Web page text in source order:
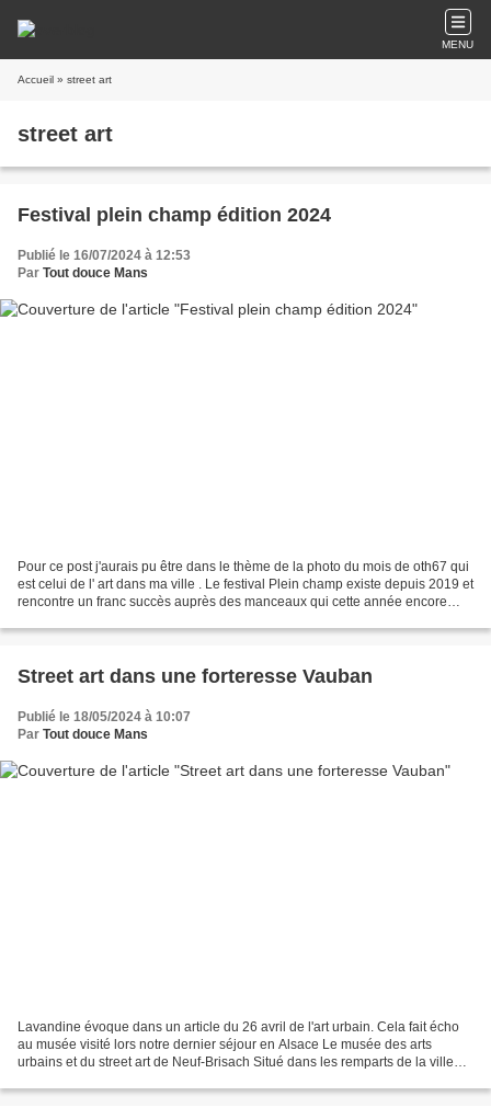
MENU
Accueil » street art
street art
Festival plein champ édition 2024
Publié le 16/07/2024 à 12:53
Par Tout douce Mans
Pour ce post j'aurais pu être dans le thème de la photo du mois de oth67 qui
est celui de l' art dans ma ville . Le festival Plein champ existe depuis 2019 et
rencontre un franc succès auprès des manceaux qui cette année encore
Street art dans une forteresse Vauban
Publié le 18/05/2024 à 10:07
Par Tout douce Mans
Lavandine évoque dans un article du 26 avril de l'art urbain. Cela fait écho
au musée visité lors notre dernier séjour en Alsace Le musée des arts
urbains et du street art de Neuf-Brisach Situé dans les remparts de la ville